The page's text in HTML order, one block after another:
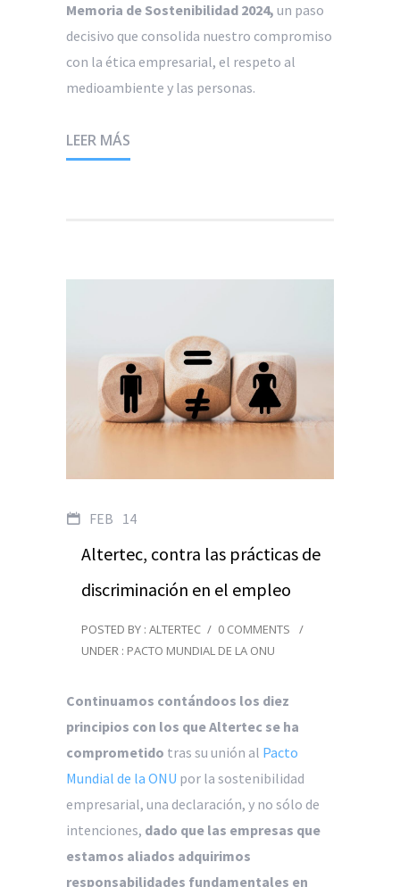
Memoria de Sostenibilidad 2024, un paso
decisivo que consolida nuestro compromiso
con la ética empresarial, el respeto al
medioambiente y las personas.
LEER MÁS
FEB 14
Altertec, contra las prácticas de
discriminación en el empleo
POSTED BY : ALTERTEC / 0 COMMENTS
/
UNDER : PACTO MUNDIAL DE LA ONU
Continuamos contándoos los diez
principios con los que Altertec se ha
comprometido tras su unión al Pacto
Mundial de la ONU por la sostenibilidad
empresarial, una declaración, y no sólo de
intenciones, dado que las empresas que
estamos aliados adquirimos
responsabilidades fundamentales en